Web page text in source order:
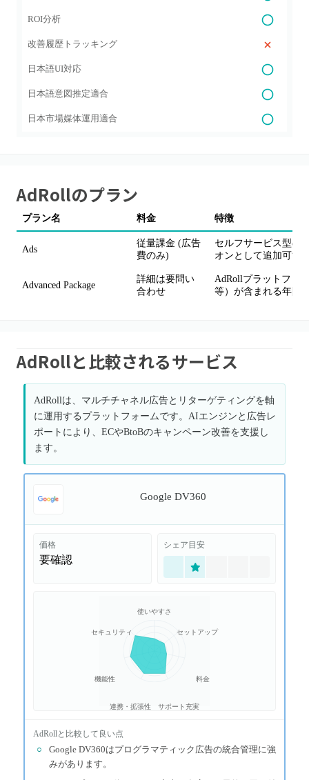
ROI分析
改善履歴トラッキング
日本語UI対応
日本語意図推定適合
日本市場媒体運用適合
AdRollのプラン
プラン名 料金 特徴
Ads
従量課金 (広告
費のみ)
セルフサービス型の
オンとして追加可能
Advanced Package
詳細は要問い
合わせ
AdRollプラットフォ
等）が含まれる年間
AdRollと比較されるサービス
AdRollは、マルチチャネル広告とリターゲティングを軸
に運用するプラットフォームです。AIエンジンと広告レ
ポートにより、ECやBtoBのキャンペーン改善を支援し
ます。
Google DV360
価格
要確認
シェア目安
使いやすさ
セットアップ
料金
サポート充実
連携・拡張性
機能性
セキュリティ
AdRollと比較して良い点
○
Google DV360はプログラマティック広告の統合管理に強
みがあります。